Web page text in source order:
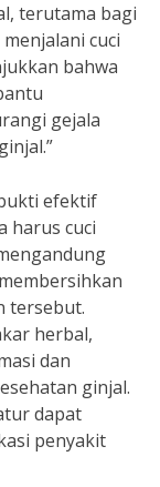
terutama bagi
cuci
bahwa
gejala
efektif
harus cuci
tersebut.
herbal,
dan
ginjal.
dapat
penyakit